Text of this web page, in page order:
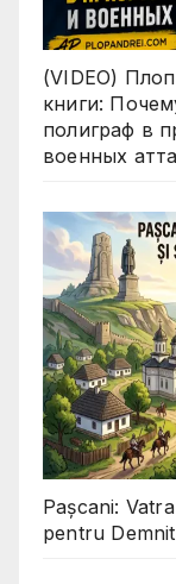
(VIDEO)
книги:
полиграф в
военных
Pașcani:
pentru